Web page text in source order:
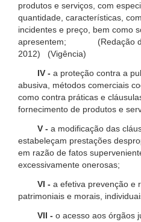
produtos e serviços, com
quantidade, características,
incidentes e preço, bem como
apresentem; (Redação
2012) (Vigência)
IV - a proteção contra a
abusiva, métodos comerciais
como contra práticas e
fornecimento de produtos e
V - a modificação das
estabeleçam prestações
em razão de fatos
excessivamente onerosas;
VI - a efetiva prevenção e
patrimoniais e morais,
VII - o acesso aos órgãos